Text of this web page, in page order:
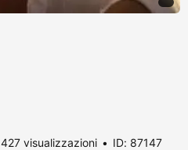
427 visualizzazioni ID: 87147